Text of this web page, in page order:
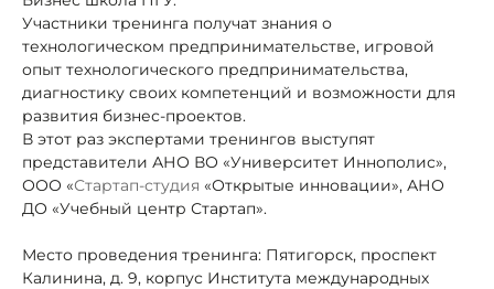
Участники тренинга получат знания о
технологическом предпринимательстве, игровой
опыт технологического предпринимательства,
диагностику своих компетенций и возможности для
развития бизнес-проектов.
В этот раз экспертами тренингов выступят
представители АНО ВО «Университет Иннополис»,
ООО «Стартап-студия «Открытые инновации», АНО
ДО «Учебный центр Стартап».
Место проведения тренинга: Пятигорск, проспект
Калинина, д. 9, корпус Института международных